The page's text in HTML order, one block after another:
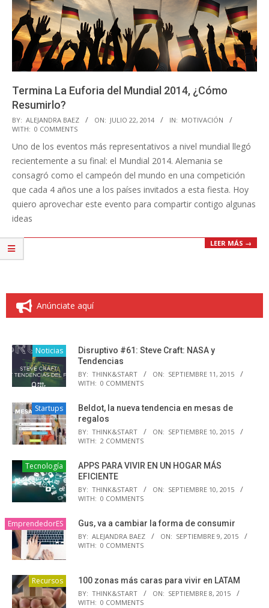
Termina La Euforia del Mundial 2014, ¿Cómo
Resumirlo?
2014-
07-
22
BY: ALEJANDRA BAEZ ON: JULIO 22, 2014 IN: MOTIVACIÓN
WITH: 0 COMMENTS
Uno de los eventos más representativos a nivel mundial llegó
recientemente a su final: el Mundial 2014. Alemania se
consagró como el campeón del mundo en una competición
que cada 4 años une a los países invitados a esta fiesta. Hoy
quiero aprovechar este evento para compartir contigo algunas
ideas
LEER MÁS →
Anúnciate aquí
Noticias
Disruptivo #61: Steve Craft: NASA y
Tendencias
BY: THINK&START ON: SEPTIEMBRE 11, 2015
WITH: 0 COMMENTS
Startups
Beldot, la nueva tendencia en mesas de
regalos
BY: THINK&START ON: SEPTIEMBRE 10, 2015
WITH: 2 COMMENTS
Tecnología
APPS PARA VIVIR EN UN HOGAR MÁS
EFICIENTE
BY: THINK&START ON: SEPTIEMBRE 10, 2015
WITH: 0 COMMENTS
EmprendedorES Gus, va a cambiar la forma de consumir
BY: ALEJANDRA BAEZ ON: SEPTIEMBRE 9, 2015
WITH: 0 COMMENTS
Recursos 100 zonas más caras para vivir en LATAM
BY: THINK&START ON: SEPTIEMBRE 8, 2015
WITH: 0 COMMENTS